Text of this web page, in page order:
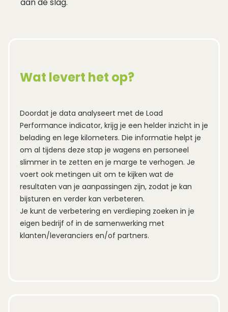
Wat levert het op?
Doordat je data analyseert met de Load
Performance indicator, krijg je een helder inzicht in je
belading en lege kilometers. Die informatie helpt je
om al tijdens deze stap je wagens en personeel
slimmer in te zetten en je marge te verhogen. Je
voert ook metingen uit om te kijken wat de
resultaten van je aanpassingen zijn, zodat je kan
bijsturen en verder kan verbeteren.
Je kunt de verbetering en verdieping zoeken in je
eigen bedrijf of in de samenwerking met
klanten/leveranciers en/of partners.